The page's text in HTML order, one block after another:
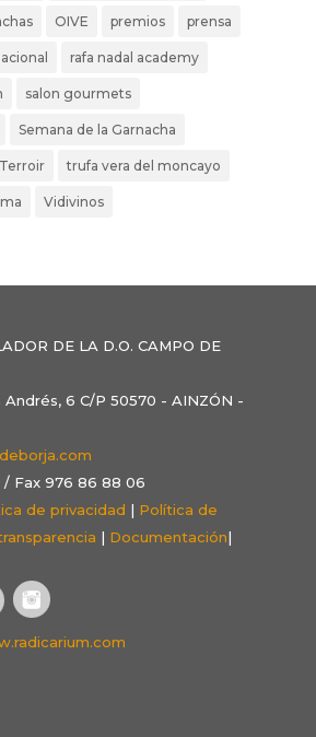
OIVE premios prensa
rafa nadal academy
salon gourmets
Semana de la Garnacha
Terroir trufa vera del moncayo
Vidivinos
DE LA D.O. CAMPO DE
Andrés, 6 C/P 50570 - AINZÓN -
/ Fax 976 86 88 06
de privacidad | Política de
| Documentación|